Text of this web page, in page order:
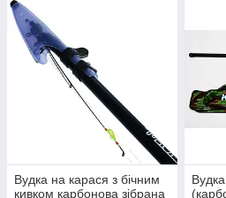
Вудка на карася з бічним
кивком карбонова зібрана